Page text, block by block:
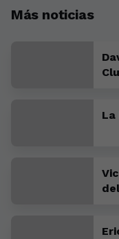
Más noticias